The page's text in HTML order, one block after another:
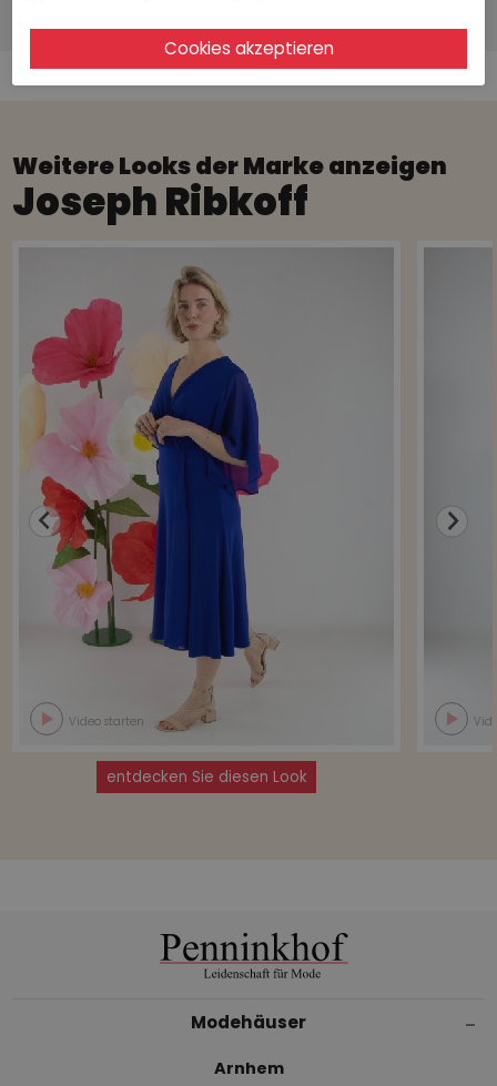
Weitere Looks der Marke anzeigen
Joseph Ribkoff
Video starten
entdecken Sie diesen Look
Modehäuser
Arnhem